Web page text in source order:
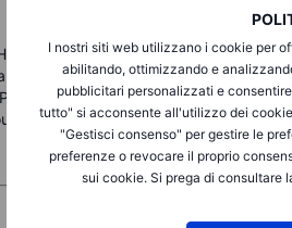
I nostri siti web utilizzano i cookie per
abilitando, ottimizzando e
pubblicitari personalizzati e
tutto" si acconsente all'utilizzo dei
"Gestisci consenso" per gestire le
preferenze o revocare il proprio
sui cookie. Si prega di consultare
Packard Enterprise
Nevada, Chocoladefabriken Lindt
Henkel
Metals, Assicurazioni Generali, BMW,